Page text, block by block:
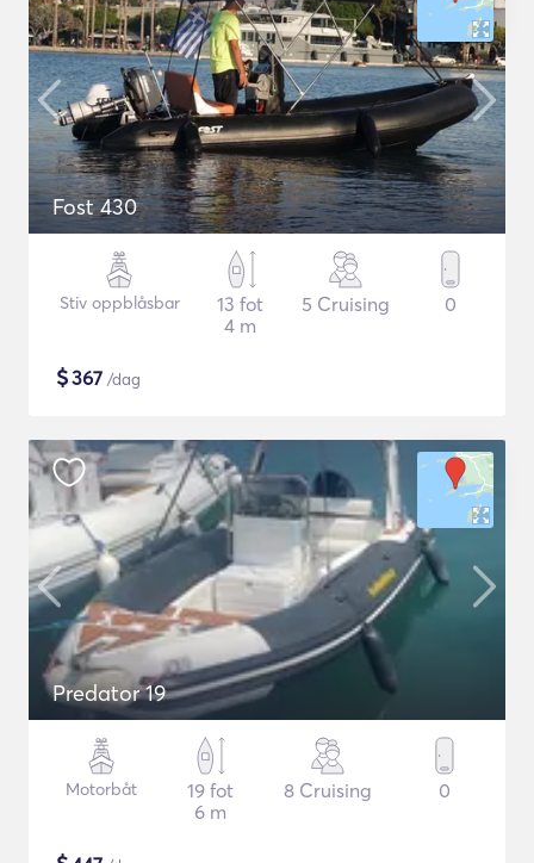
Fost 430
Stiv oppblåsbar
13 fot
4 m
5 Cruising 0
$367 /dag
Predator 19
Motorbåt
19 fot
6 m
8 Cruising 0